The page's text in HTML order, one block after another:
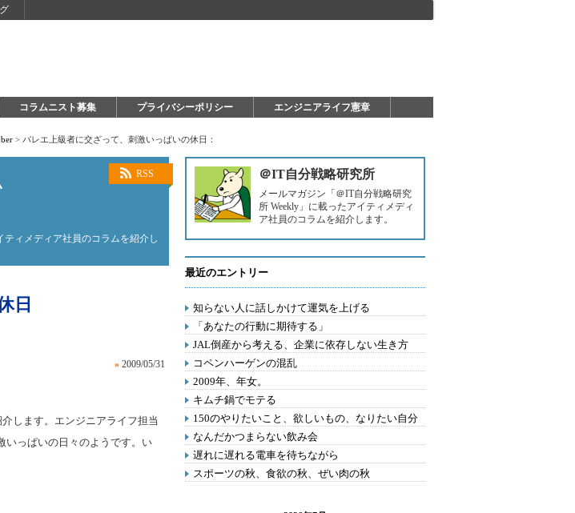
コラムニスト募集 プライバシーポリシー エンジニアライフ憲章
> バレエ上級者に交ざって、刺激いっぱいの休日：
RSS
ィメディア社員のコラムを紹介し
日
» 2009/05/31
します。エンジニアライフ担当
いっぱいの日々のようです。い
＠IT自分戦略研究所
メールマガジン「＠IT自分戦略研究
所 Weekly」に載ったアイティメディ
ア社員のコラムを紹介します。
最近のエントリー
知らない人に話しかけて運気を上げる
「あなたの行動に期待する」
JAL倒産から考える、企業に依存しない生き方
コペンハーゲンの混乱
2009年、年女。
キムチ鍋でモテる
150のやりたいこと、欲しいもの、なりたい自分
なんだかつまらない飲み会
遅れに遅れる電車を待ちながら
スポーツの秋、食欲の秋、ぜい肉の秋